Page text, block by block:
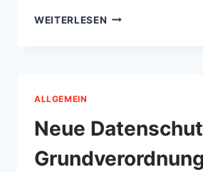
WEITERLESEN 6.
ALLGEMEIN
Neue